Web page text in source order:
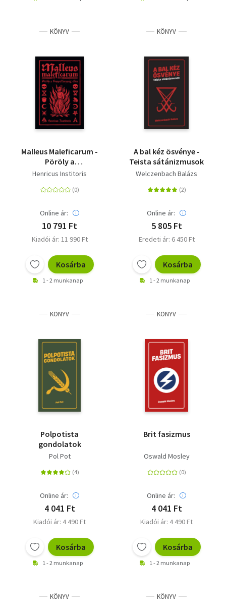
KÖNYV
Malleus Maleficarum -
Pöröly a
boszorkányság ellen
Henricus Institoris
Online ár:
10 791 Ft
Kiadói ár: 11 990 Ft
Kosárba
1 - 2 munkanap
KÖNYV
A bal kéz ösvénye -
Teista sátánizmusok
Welczenbach Balázs
Online ár:
5 805 Ft
Eredeti ár: 6 450 Ft
Kosárba
1 - 2 munkanap
KÖNYV
Polpotista
gondolatok
Pol Pot
Online ár:
4 041 Ft
Kiadói ár: 4 490 Ft
Kosárba
1 - 2 munkanap
KÖNYV
Brit fasizmus
Oswald Mosley
Online ár:
4 041 Ft
Kiadói ár: 4 490 Ft
Kosárba
1 - 2 munkanap
KÖNYV KÖNYV